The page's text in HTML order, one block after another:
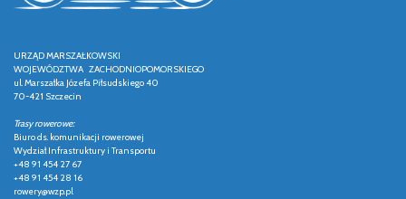
URZĄD MARSZAŁKOWSKI
WOJEWÓDZTWA ZACHODNIOPOMORSKIEGO
ul. Marszałka Józefa Piłsudskiego 40
70-421 Szczecin
Trasy rowerowe:
Biuro ds. komunikacji rowerowej
Wydział Infrastruktury i Transportu
+48 91 454 27 67
+48 91 454 28 16
rowery@wzp.pl